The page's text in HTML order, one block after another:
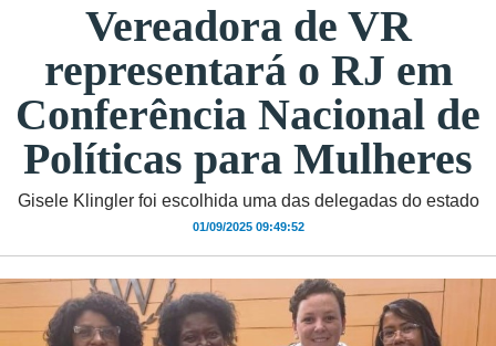
Vereadora de VR
representará o RJ em
Conferência Nacional de
Políticas para Mulheres
Gisele Klingler foi escolhida uma das delegadas do estado
01/09/2025 09:49:52